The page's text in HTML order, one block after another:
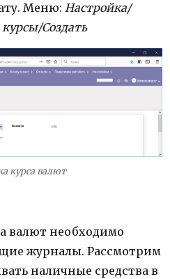
Меню: Настройка/
Создать
курса валют
валют необходимо
журналы. Рассмотрим
наличные средства в